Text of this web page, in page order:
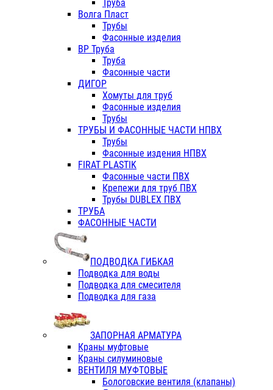
Труба
Волга Пласт
Трубы
Фасонные изделия
ВР Труба
Труба
Фасонные части
ДИГОР
Хомуты для труб
Фасонные изделия
Трубы
ТРУБЫ И ФАСОННЫЕ ЧАСТИ НПВХ
Трубы
Фасонные издения НПВХ
FIRAT PLASTIK
Фасонные части ПВХ
Крепежи для труб ПВХ
Трубы DUBLEX ПВХ
ТРУБА
ФАСОННЫЕ ЧАСТИ
ПОДВОДКА ГИБКАЯ
Подводка для воды
Подводка для смесителя
Подводка для газа
ЗАПОРНАЯ АРМАТУРА
Краны муфтовые
Краны силуминовые
ВЕНТИЛЯ МУФТОВЫЕ
Бологовские вентиля (клапаны)